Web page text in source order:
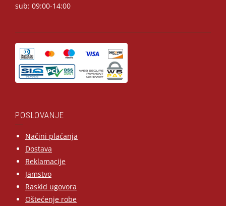
sub: 09:00-14:00
POSLOVANJE
Načini plaćanja
Dostava
Reklamacije
Jamstvo
Raskid ugovora
Oštećenje robe